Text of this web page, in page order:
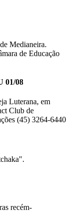
Medianeira.
de Educação
01/08
Luterana, em
Club de
(45) 3264-6440
recém-